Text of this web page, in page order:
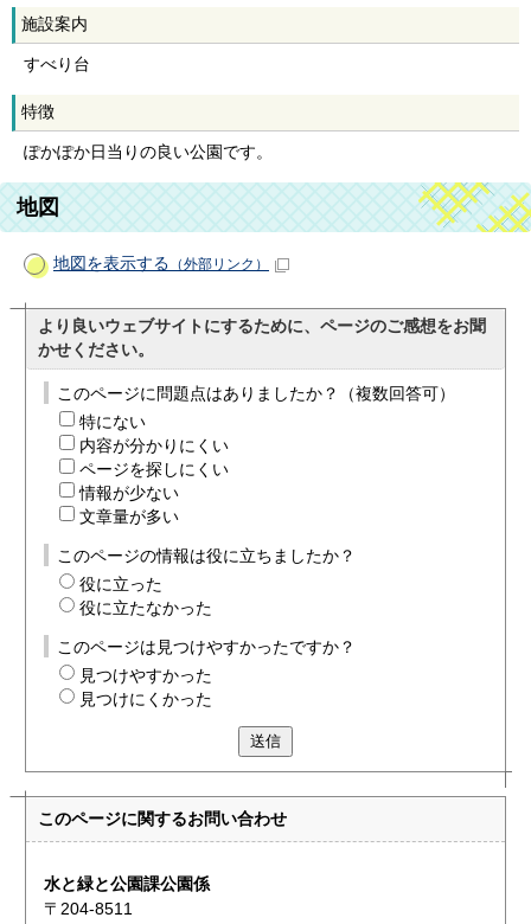
施設案内
すべり台
特徴
ぽかぽか日当りの良い公園です。
地図
地図を表示する （外部リンク）
より良いウェブサイトにするために、ページのご感想をお聞
かせください。
このページに問題点はありましたか？（複数回答可）
特にない
内容が分かりにくい
ページを探しにくい
情報が少ない
文章量が多い
このページの情報は役に立ちましたか？
役に立った
役に立たなかった
このページは見つけやすかったですか？
見つけやすかった
見つけにくかった
送信
このページに関するお問い合わせ
水と緑と公園課公園係
〒204-8511